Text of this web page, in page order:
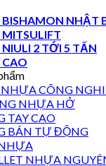
BISHAMON NHẬT
MITSULIFT
NIULI 2 TỚI 5 TẤN
CAO
CÔNG
NHỰA HỞ
TAY CAO
BÁN TỰ ĐỘNG
NHỰA